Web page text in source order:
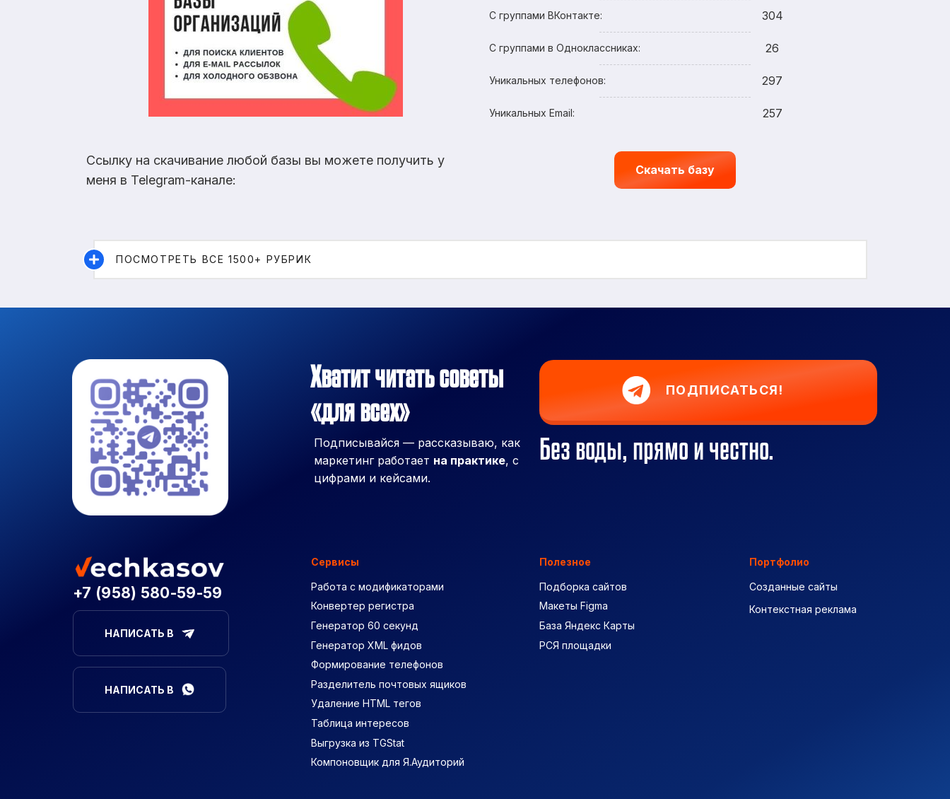
С группами ВКонтакте: 304
С группами в Одноклассниках: 26
Уникальных телефонов: 297
Уникальных Email: 257
Ссылку на скачивание любой базы вы можете получить у
меня в Telegram-канале:
Скачать базу
ПОСМОТРЕТЬ ВСЕ 1500+ РУБРИК
Хватит читать советы
«для всех»
Подписывайся — рассказываю, как
маркетинг работает на практике, с
цифрами и кейсами.
ПОДПИСАТЬСЯ!
Без воды, прямо и честно.
+7 (958) 580-59-59
НАПИСАТЬ В
НАПИСАТЬ В
Сервисы
Работа с модификаторами
Конвертер регистра
Генератор 60 секунд
Генератор XML фидов
Формирование телефонов
Разделитель почтовых ящиков
Удаление HTML тегов
Таблица интересов
Выгрузка из TGStat
Компоновщик для Я.Аудиторий
Полезное
Подборка сайтов
Макеты Figma
База Яндекс Карты
РСЯ площадки
Портфолио
Созданные сайты
Контекстная реклама